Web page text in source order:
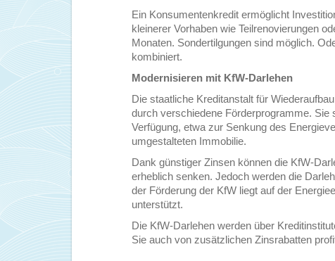
Ein Konsumentenkredit ermöglicht
kleinerer Vorhaben wie Teilrenovierungen
Monaten. Sondertilgungen sind möglich.
kombiniert.
Modernisieren mit KfW-Darlehen
Die staatliche Kreditanstalt für
durch verschiedene Förderprogramme.
Verfügung, etwa zur Senkung des
umgestalteten Immobilie.
Dank günstiger Zinsen können die KfW-
erheblich senken. Jedoch werden die
der Förderung der KfW liegt auf der
unterstützt.
Die KfW-Darlehen werden über
Sie auch von zusätzlichen Zinsrabatten